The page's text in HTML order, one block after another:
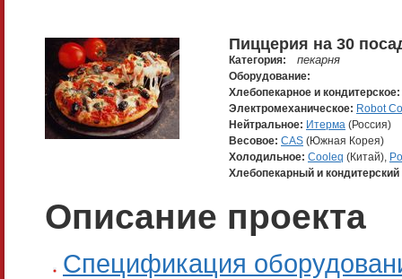
Пиццерия на 30
Категория: пекарня
Оборудование:
Хлебопекарное и кондитерское:
Электромеханическое: Robot
Нейтральное: Итерма (Россия)
Весовое: CAS (Южная Корея)
Холодильное: Cooleq (Китай),
Хлебопекарный и кондитерский
Описание проекта
Спецификация